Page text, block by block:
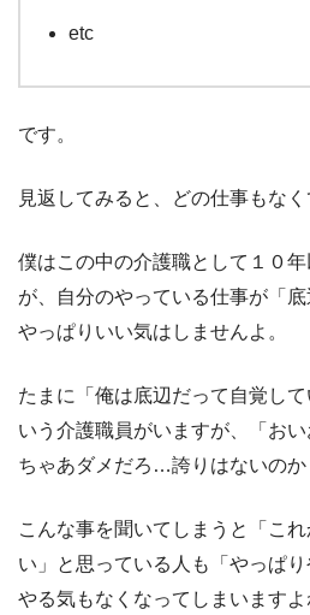
etc
です。
見返してみると、どの仕事もな
僕はこの中の介護職として１０
が、自分のやっている仕事が「
やっぱりいい気はしませんよ。
たまに「俺は底辺だって自覚し
いう介護職員がいますが、「お
ちゃあダメだろ…誇りはないのか
こんな事を聞いてしまうと「こ
い」と思っている人も「やっぱ
やる気もなくなってしまいますよ